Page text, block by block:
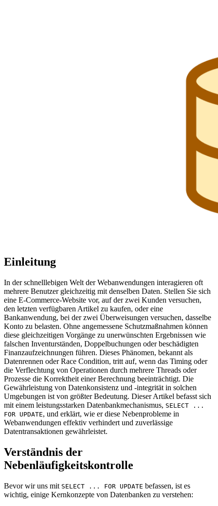
Einleitung
In der schnelllebigen Welt der Webanwendungen interagieren oft
mehrere Benutzer gleichzeitig mit denselben Daten. Stellen Sie sich
eine E-Commerce-Website vor, auf der zwei Kunden versuchen,
den letzten verfügbaren Artikel zu kaufen, oder eine
Bankanwendung, bei der zwei Überweisungen versuchen, dasselbe
Konto zu belasten. Ohne angemessene Schutzmaßnahmen können
diese gleichzeitigen Vorgänge zu unerwünschten Ergebnissen wie
falschen Inventurständen, Doppelbuchungen oder beschädigten
Finanzaufzeichnungen führen. Dieses Phänomen, bekannt als
Datenrennen oder Race Condition, tritt auf, wenn das Timing oder
die Verflechtung von Operationen durch mehrere Threads oder
Prozesse die Korrektheit einer Berechnung beeinträchtigt. Die
Gewährleistung von Datenkonsistenz und -integrität in solchen
Umgebungen ist von größter Bedeutung. Dieser Artikel befasst sich
mit einem leistungsstarken Datenbankmechanismus, SELECT ...
FOR UPDATE, und erklärt, wie er diese Nebenprobleme in
Webanwendungen effektiv verhindert und zuverlässige
Datentransaktionen gewährleistet.
Verständnis der
Nebenläufigkeitskontrolle
Bevor wir uns mit SELECT ... FOR UPDATE befassen, ist es
wichtig, einige Kernkonzepte von Datenbanken zu verstehen: